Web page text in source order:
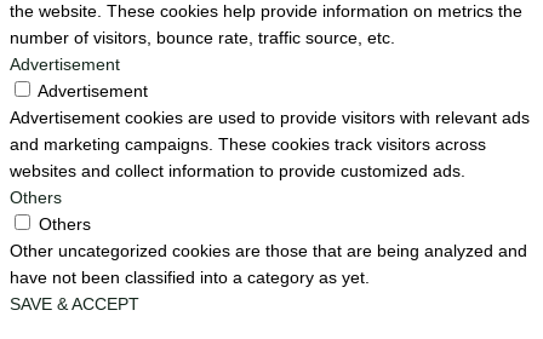
the website. These cookies help provide information on metrics the
number of visitors, bounce rate, traffic source, etc.
Advertisement
Advertisement
Advertisement cookies are used to provide visitors with relevant ads
and marketing campaigns. These cookies track visitors across
websites and collect information to provide customized ads.
Others
Others
Other uncategorized cookies are those that are being analyzed and
have not been classified into a category as yet.
SAVE & ACCEPT